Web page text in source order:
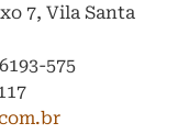
7, Vila Santa
575